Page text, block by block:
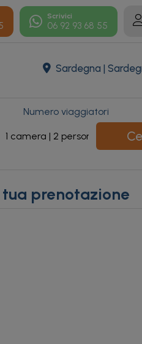
Scrivici
06 92 93 68 55
Sardegna |
Numero viaggiatori
tua prenotazione